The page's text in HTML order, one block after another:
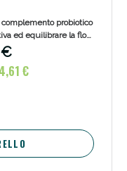
probiotico
ed equilibrare la flora
naturali.
€
€